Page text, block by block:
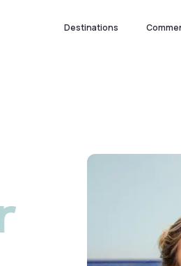
Destinations